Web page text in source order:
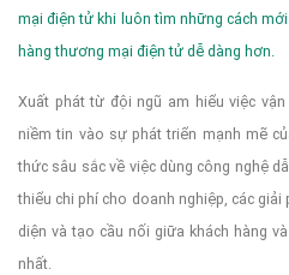
mại điện tử khi luôn tìm những cách
hàng thương mại điện tử dễ dàng hơn.
Xuất phát từ đội ngũ am hiểu việc
niềm tin vào sự phát triển mạnh mẽ
thức sâu sắc về việc dùng công nghệ
thiểu chi phí cho doanh nghiệp, các
diện và tạo cầu nối giữa khách hàng
nhất.